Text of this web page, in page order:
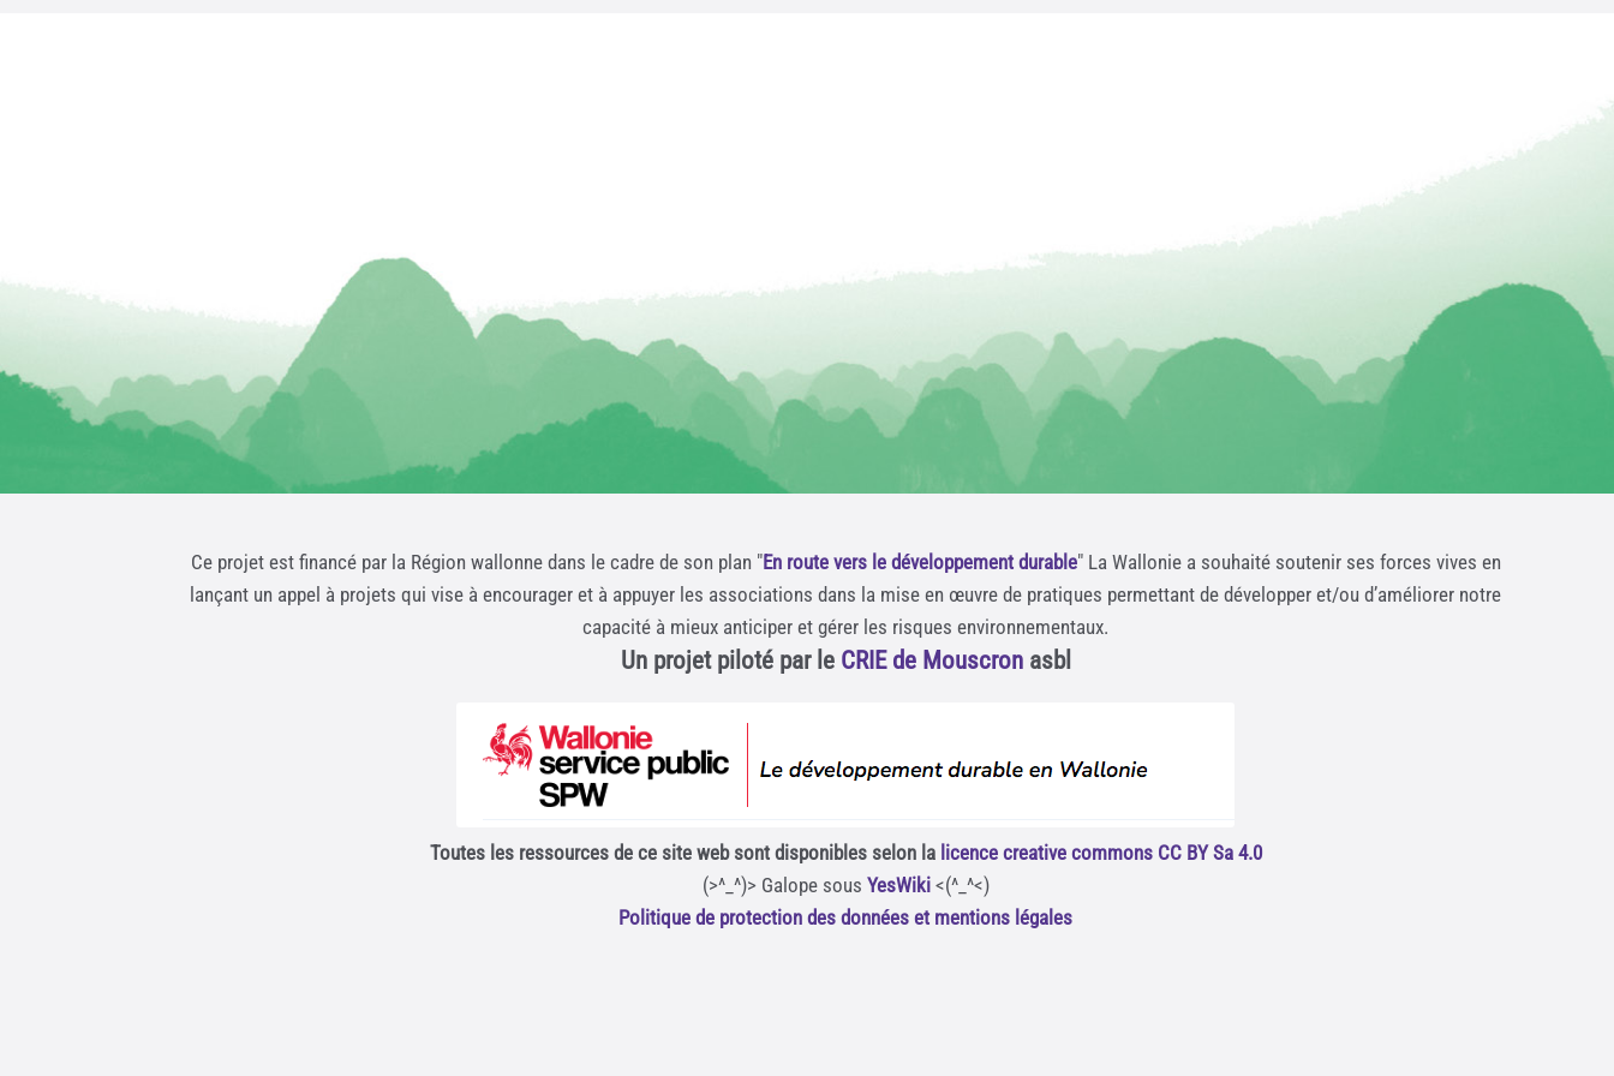
Ce projet est financé par la Région wallonne dans le cadre de son plan "En route vers le développement durable" La Wallonie a souhaité soutenir ses forces vives en
lançant un appel à projets qui vise à encourager et à appuyer les associations dans la mise en œuvre de pratiques permettant de développer et/ou d’améliorer notre
capacité à mieux anticiper et gérer les risques environnementaux.
Un projet piloté par le CRIE de Mouscronasbl
Toutes les ressources de ce site web sont disponibles selon la licence creative commons CC BY Sa 4.0
(>^_^)> Galope sous YesWiki<(^_^<)
Politique de protection des données et mentions légales